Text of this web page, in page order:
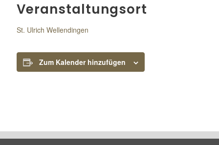
Veranstaltungsort
St. Ulrich Wellendingen
Zum Kalender hinzufügen